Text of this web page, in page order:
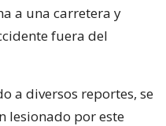
a una carretera y
fuera del
a diversos reportes, se
lesionado por este